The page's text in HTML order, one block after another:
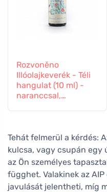
Rozvoněno
Illóolajkeverék - Téli
hangulat (10 ml) -
naranccsal,
Tehát felmerül a kérdés:
kulcsa, vagy csupán egy
az Ön személyes
függhet. Valakinek az
javulását jelentheti, míg